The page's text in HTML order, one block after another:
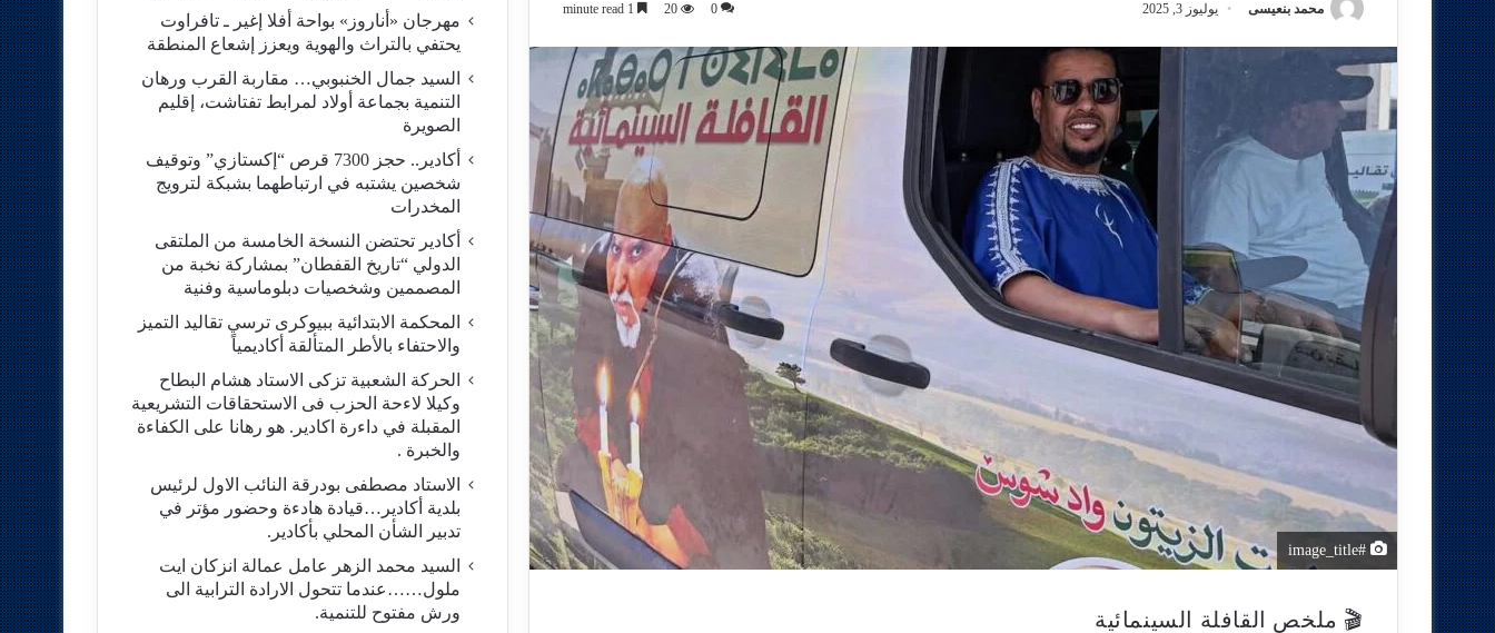
محمد بنعيسى يوليوز 3, 2025 0
20
#image_title
🎬 ملخص القافلة السينمائية
مهرجان «أناروز» بواحة أفلا إغير ـ تافراوت
يحتفي بالتراث والهوية ويعزز إشعاع المنطقة
السيد جمال الخنبوبي… مقاربة القرب ورهان
التنمية بجماعة أولاد لمرابط تفتاشت، إقليم
الصويرة
أكادير.. حجز 7300 قرص “إكستازي” وتوقيف
شخصين يشتبه في ارتباطهما بشبكة لترويج
المخدرات
أكادير تحتضن النسخة الخامسة من الملتقى
الدولي “تاريخ القفطان” بمشاركة نخبة من
المصممين وشخصيات دبلوماسية وفنية
المحكمة الابتدائية ببيوكرى ترسي تقاليد التميز
والاحتفاء بالأطر المتألقة أكاديمياً
الحركة الشعبية تزكى الاستاد هشام البطاح
وكيلا لاءحة الحزب فى الاستحقاقات التشريعية
المقبلة في داءرة اكادير. هو رهانا على الكفاءة
والخبرة .
الاستاد مصطفى بودرقة النائب الاول لرئيس
بلدية أكادير…قيادة هادءة وحضور مؤتر في
تدبير الشأن المحلي بأكادير.
السيد محمد الزهر عامل عمالة انزكان ايت
ملول……عندما تتحول الارادة الترابية الى
ورش مفتوح للتنمية.